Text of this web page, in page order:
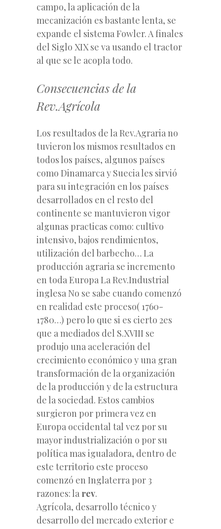
campo, la aplicación de la
mecanización es bastante lenta, se
expande el sistema Fowler. A finales
del Siglo XIX se va usando el tractor
al que se le acopla todo.
Consecuencias de la
Rev.Agrícola
Los resultados de la Rev.Agraria no
tuvieron los mismos resultados en
todos los países, algunos países
como Dinamarca y Suecia les sirvió
para su integración en los países
desarrollados en el resto del
continente se mantuvieron vigor
algunas practicas como: cultivo
intensivo, bajos rendimientos,
utilización del barbecho… La
producción agraria se incremento
en toda Europa La Rev.Industrial
inglesa No se sabe cuando comenzó
en realidad este proceso( 1760-
1780…) pero lo que si es cierto 2es
que a mediados del S.XVIII se
produjo una aceleración del
crecimiento económico y una gran
transformación de la organización
de la producción y de la estructura
de la sociedad. Estos cambios
surgieron por primera vez en
Europa occidental tal vez por su
mayor industrialización o por su
política mas igualadora, dentro de
este territorio este proceso
comenzó en Inglaterra por 3
razones: la rev.
Agrícola, desarrollo técnico y
desarrollo del mercado exterior e